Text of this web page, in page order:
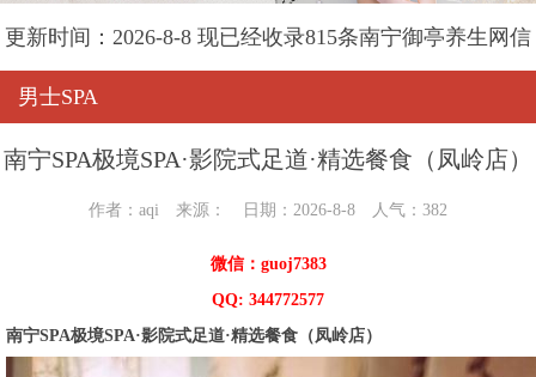
更新时间：2026-8-8 现已经收录815条南宁御亭养生网信
男士SPA
南宁SPA极境SPA·影院式足道·精选餐食（凤岭店）
作者：aqi 来源： 日期：2026-8-8 人气： 382
微信：guoj7383
QQ: 344772577
南宁SPA极境SPA·影院式足道·精选餐食（凤岭店）